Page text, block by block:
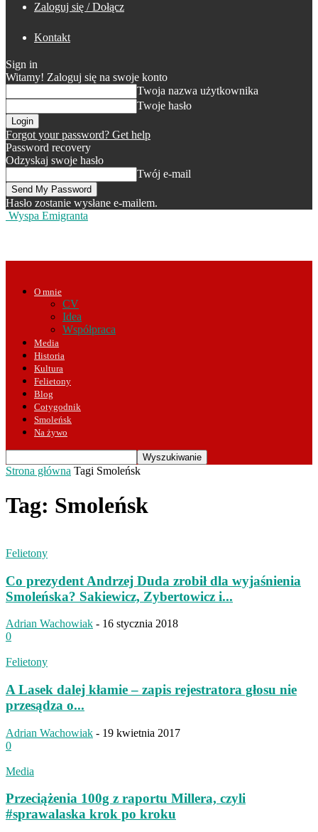
Zaloguj się / Dołącz
Kontakt
Sign in
Witamy! Zaloguj się na swoje konto
Twoja nazwa użytkownika
Twoje hasło
Forgot your password? Get help
Password recovery
Odzyskaj swoje hasło
Twój e-mail
Hasło zostanie wysłane e-mailem.
Wyspa Emigranta
O mnie
CV
Idea
Współpraca
Media
Historia
Kultura
Felietony
Blog
Cotygodnik
Smoleńsk
Na żywo
Strona główna Tagi Smoleńsk
Tag: Smoleńsk
Felietony
Co prezydent Andrzej Duda zrobił dla wyjaśnienia
Smoleńska? Sakiewicz, Zybertowicz i...
Adrian Wachowiak - 16 stycznia 2018
0
Felietony
A Lasek dalej kłamie – zapis rejestratora głosu nie
przesądza o...
Adrian Wachowiak - 19 kwietnia 2017
0
Media
Przeciążenia 100g z raportu Millera, czyli
#sprawalaska krok po kroku